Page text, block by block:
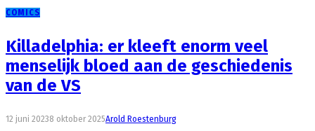
COMICS
Killadelphia: er kleeft enorm veel
menselijk bloed aan de geschiedenis
van de VS
12 juni 20238 oktober 2025Arold Roestenburg